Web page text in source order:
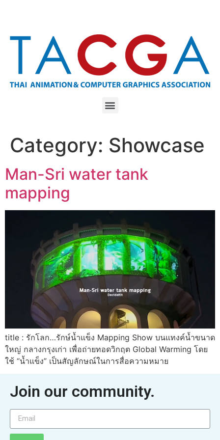
Category: Showcase
Man-Sri water tank
mapping
title : รักโลก…รักษ์น้ำแข็ง Mapping Show บนแทงค์น้ำขนาด
ใหญ่ กลางกรุงเก่า เพื่อถ่ายทอดวิกฤต Global Warming โดย
ใช้ “น้ำแข็ง” เป็นสัญลักษณ์ในการสื่อความหมาย
Join our community.